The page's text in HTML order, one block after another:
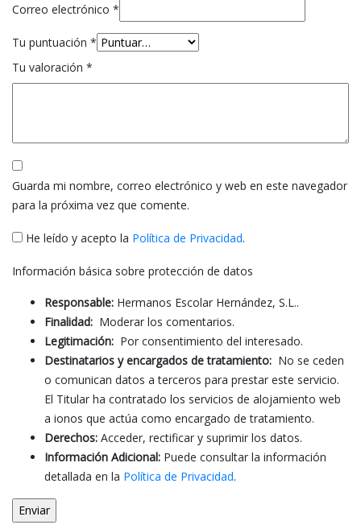
Correo electrónico *
Tu puntuación *
Tu valoración *
Guarda mi nombre, correo electrónico y web en este navegador
para la próxima vez que comente.
He leído y acepto la Política de Privacidad.
Información básica sobre protección de datos
Responsable: Hermanos Escolar Hernández, S.L..
Finalidad: Moderar los comentarios.
Legitimación: Por consentimiento del interesado.
Destinatarios y encargados de tratamiento: No se ceden
o comunican datos a terceros para prestar este servicio.
El Titular ha contratado los servicios de alojamiento web
a ionos que actúa como encargado de tratamiento.
Derechos: Acceder, rectificar y suprimir los datos.
Información Adicional: Puede consultar la información
detallada en la Política de Privacidad.